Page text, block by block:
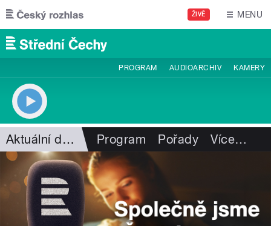
Přejít k hlavnímu obsahu
ŽIVĚ MENU
PROGRAM AUDIOARCHIV KAMERY
Aktuální dění Program Pořady Více…